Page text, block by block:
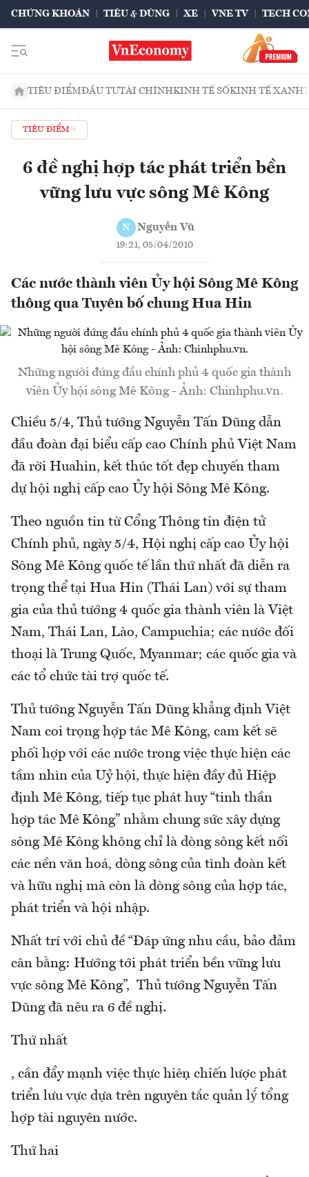
CHỨNG KHOÁN TIÊU & DÙNG XE VNE TV TECH
TIÊU ĐIỂMĐẦU TƯTÀI CHÍNHKINH TẾ SỐKINH TẾ XANH
TIÊU ĐIỂM
6 đề nghị hợp tác phát triển bền
vững lưu vực sông Mê Kông
N Nguyễn Vũ
19:21, 05/04/2010
Các nước thành viên Ủy hội Sông Mê Kông
thông qua Tuyên bố chung Hua Hin
Những người đứng đầu chính phủ 4 quốc gia thành
viên Ủy hội sông Mê Kông - Ảnh: Chinhphu.vn.
Chiều 5/4, Thủ tướng Nguyễn Tấn Dũng dẫn
đầu đoàn đại biểu cấp cao Chính phủ Việt Nam
đã rời Huahin, kết thúc tốt đẹp chuyến tham
dự hội nghị cấp cao Ủy hội Sông Mê Kông.
Theo nguồn tin từ Cổng Thông tin điện tử
Chính phủ, ngày 5/4, Hội nghị cấp cao Ủy hội
Sông Mê Kông quốc tế lần thứ nhất đã diễn ra
trọng thể tại Hua Hin (Thái Lan) với sự tham
gia của thủ tướng 4 quốc gia thành viên là Việt
Nam, Thái Lan, Lào, Campuchia; các nước đối
thoại là Trung Quốc, Myanmar; các quốc gia và
các tổ chức tài trợ quốc tế.
Thủ tướng Nguyễn Tấn Dũng khẳng định Việt
Nam coi trọng hợp tác Mê Kông, cam kết sẽ
phối hợp với các nước trong việc thực hiện các
tầm nhìn của Uỷ hội, thực hiện đầy đủ Hiệp
định Mê Kông, tiếp tục phát huy “tinh thần
hợp tác Mê Kông” nhằm chung sức xây dựng
sông Mê Kông không chỉ là dòng sông kết nối
các nền văn hoá, dòng sông của tình đoàn kết
và hữu nghị mà còn là dòng sông của hợp tác,
phát triển và hội nhập.
Nhất trí với chủ đề “Đáp ứng nhu cầu, bảo đảm
cân bằng: Hướng tới phát triển bền vững lưu
vực sông Mê Kông”, Thủ tướng Nguyễn Tấn
Dũng đã nêu ra 6 đề nghị.
Thứ nhất
, cần đẩy mạnh việc thực hiện chiến lược phát
triển lưu vực dựa trên nguyên tắc quản lý́ tổng
hợp tài nguyên nước.
Thứ hai